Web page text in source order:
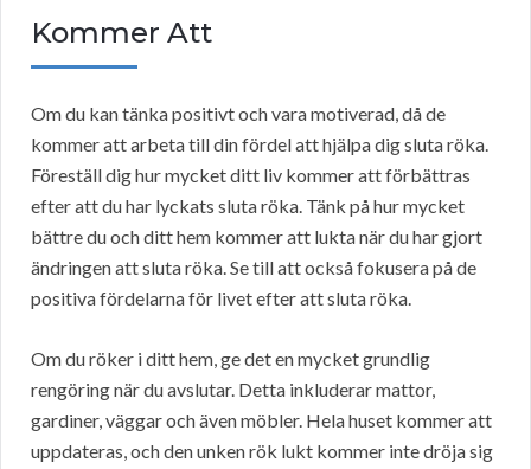
Kommer Att
Om du kan tänka positivt och vara motiverad, då de
kommer att arbeta till din fördel att hjälpa dig sluta röka.
Föreställ dig hur mycket ditt liv kommer att förbättras
efter att du har lyckats sluta röka. Tänk på hur mycket
bättre du och ditt hem kommer att lukta när du har gjort
ändringen att sluta röka. Se till att också fokusera på de
positiva fördelarna för livet efter att sluta röka.
Om du röker i ditt hem, ge det en mycket grundlig
rengöring när du avslutar. Detta inkluderar mattor,
gardiner, väggar och även möbler. Hela huset kommer att
uppdateras, och den unken rök lukt kommer inte dröja sig